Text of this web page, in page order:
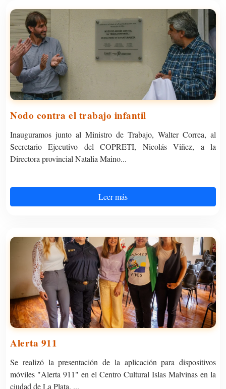
Nodo contra el trabajo infantil
Inauguramos junto al Ministro de Trabajo, Walter Correa, al
Secretario Ejecutivo del COPRETI, Nicolás Viñez, a la
Directora provincial Natalia Maino...
Leer más
Alerta 911
Se realizó la presentación de la aplicación para dispositivos
móviles "Alerta 911" en el Centro Cultural Islas Malvinas en la
ciudad de La Plata. ...